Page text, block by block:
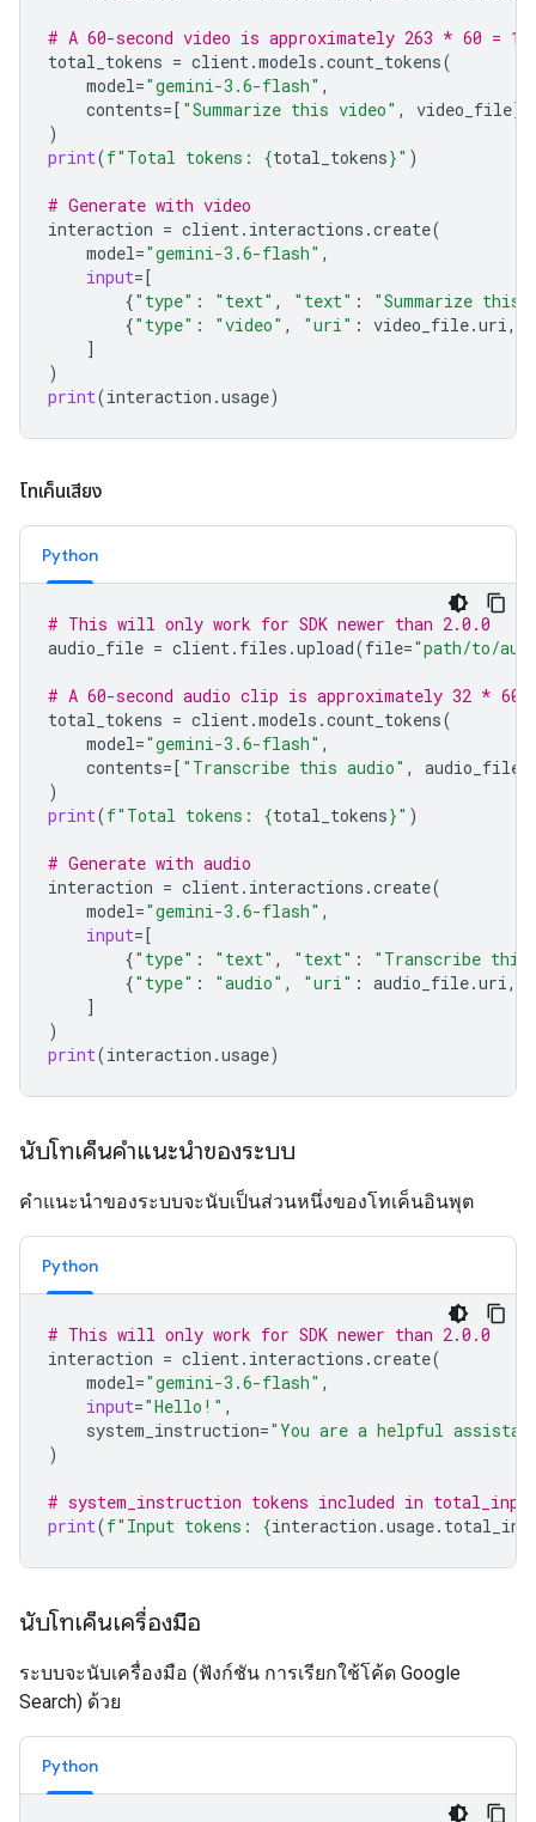
# A 60-second video is approximately 263 * 60 =
total_tokens = client.models .count_tokens(
model="gemini-3.6-flash" ,
contents=[ "Summarize this video" , video_file]
)
print(f"Total tokens: {total_tokens}" )
# Generate with video
interaction = client. interactions .create(
model="gemini-3.6-flash" ,
input=[
{"type" : "text" , "text" :
"Summarize this
{"type" : "video" , "uri" : video_file.uri,
]
)
print(interaction .usage)
โทเค็นเสียง
Python
# This will only work for SDK newer than 2.0.0
audio_file = client. files .upload(file="path/to/
# A 60-second audio clip is approximately 32 * 60
total_tokens = client.models .count_tokens(
model="gemini-3.6-flash" ,
contents=[ "Transcribe this audio" , audio_file
)
print(f"Total tokens: {total_tokens}" )
# Generate with audio
interaction = client. interactions .create(
model="gemini-3.6-flash" ,
input=[
{"type" : "text" , "text" :
"Transcribe this
{"type" : "audio" , "uri" : audio_file.uri,
]
)
print(interaction .usage)
นับโทเค็นคำแนะนำของระบบ
คำแนะนำของระบบจะนับเป็นส่วนหนึ่งของโทเค็นอินพุต
Python
# This will only work for SDK newer than 2.0.0
interaction = client. interactions .create(
model="gemini-3.6-flash" ,
input="Hello!" ,
system_instruction="You are a helpful
)
# system_instruction tokens included in
print(f"Input tokens: {interaction .usage.
นับโทเค็นเครื่องมือ
ระบบจะนับเครื่องมือ (ฟังก์ชัน การเรียกใช้โค้ด Google
Search) ด้วย
Python